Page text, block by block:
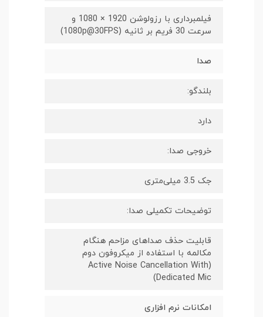
فیلمبرداری با رزولوشن 1920 × 1080 و
سرعت 30 فریم بر ثانیه (1080p@30FPS)
صدا
بلندگو:
دارد
خروجی صدا:
جک 3.5 میلی‌متری
توضیحات تکمیلی صدا:
قابلیت حذف صدا‌های مزاحم هنگام
مکالمه با استفاده از میکروفون دوم
(Active Noise Cancellation With
Dedicated Mic)
امکانات نرم افزاری